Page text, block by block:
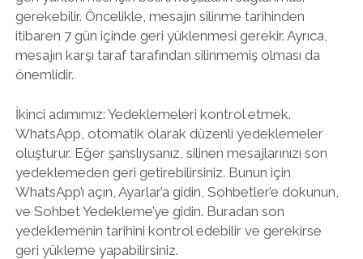
gerekebilir. Öncelikle, mesajın silinme tarihinden
itibaren 7 gün içinde geri yüklenmesi gerekir. Ayrıca,
mesajın karşı taraf tarafından silinmemiş olması da
önemlidir.
İkinci adımımız: Yedeklemeleri kontrol etmek.
WhatsApp, otomatik olarak düzenli yedeklemeler
oluşturur. Eğer şanslıysanız, silinen mesajlarınızı son
yedeklemeden geri getirebilirsiniz. Bunun için
WhatsApp’ı açın, Ayarlar’a gidin, Sohbetler’e dokunun,
ve Sohbet Yedekleme’ye gidin. Buradan son
yedeklemenin tarihini kontrol edebilir ve gerekirse
geri yükleme yapabilirsiniz.